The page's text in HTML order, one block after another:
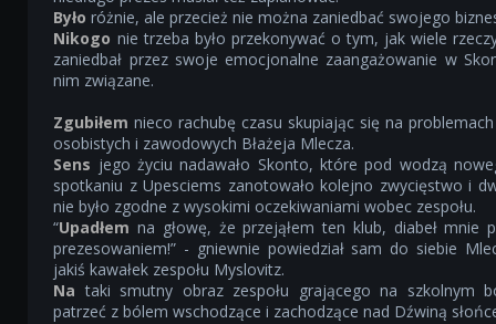
Było różnie, ale przecież nie można zaniedbać swojego
Nikogo nie trzeba było przekonywać o tym, jak wiele
zaniedbał przez swoje emocjonalne zaangażowanie w
nim związane.
Zgubiłem nieco rachubę czasu skupiając się na
osobistych i zawodowych Błażeja Mlecza.
Sens jego życiu nadawało Skonto, które pod wodzą
spotkaniu z Upesciems zanotowało kolejno zwycięstwo i
nie było zgodne z wysokimi oczekiwaniami wobec zespołu.
“Upadłem na głowę, że przejąłem ten klub, diabeł mnie
prezesowaniem!” - gniewnie powiedział sam do siebie
jakiś kawałek zespołu Myslovitz.
Na taki smutny obraz zespołu grającego na szkolnym
patrzeć z bólem wschodzące i zachodzące nad Dźwiną